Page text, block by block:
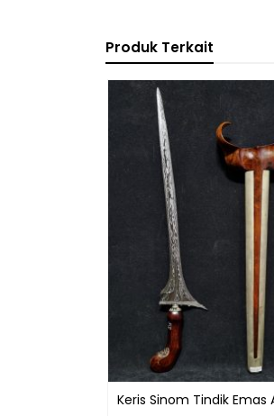
Produk Terkait
Keris Sinom Tindik Emas